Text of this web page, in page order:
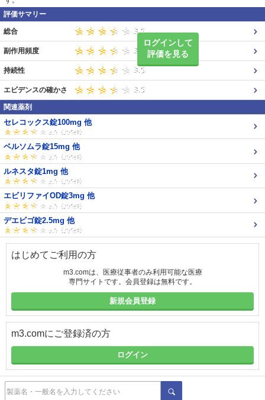
評価サマリー
ログインして
評価を見る
総合
副作用頻度
持続性
エビデンスの確かさ
関連薬剤
セレコックス錠100mg 他
ベルソムラ錠15mg 他
ルネスタ錠1mg 他
エビリファイOD錠3mg 他
デエビゴ錠2.5mg 他
はじめてご利用の方
m3.comは、医療従事者のみ利用可能な医療
専門サイトです。会員登録は無料です。
新規会員登録
m3.comにご登録済の方
ログイン